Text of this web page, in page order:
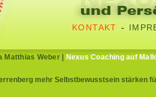
KONTAKT -
Matthias Weber| Nexus Coaching auf
mehr Selbstbewusstsein stärken